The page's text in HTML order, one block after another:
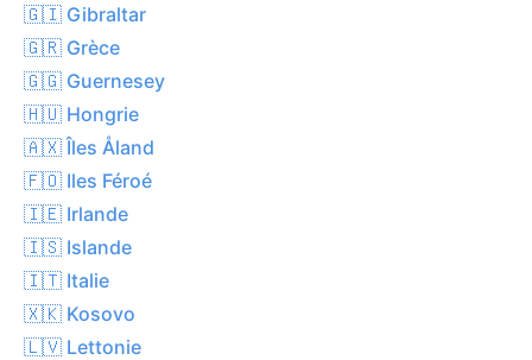
🇬🇮 Gibraltar
🇬🇷 Grèce
🇬🇬 Guernesey
🇭🇺 Hongrie
🇦🇽 Îles Åland
🇫🇴 Iles Féroé
🇮🇪 Irlande
🇮🇸 Islande
🇮🇹 Italie
🇽🇰 Kosovo
🇱🇻 Lettonie